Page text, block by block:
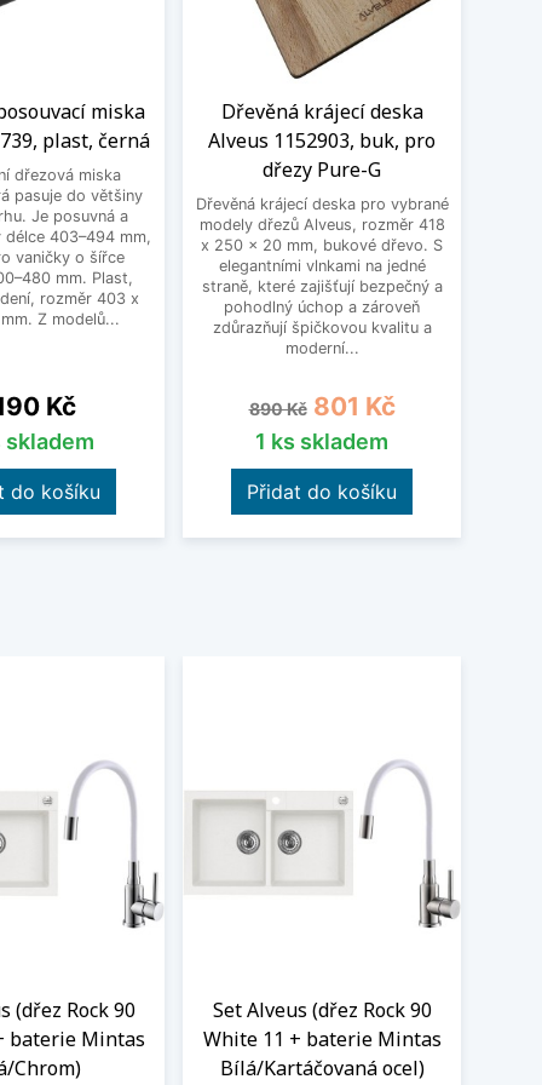
miska
plast, černá
dřezová miska
pasuje do většiny
Je posuvná a
403–494 mm,
vaničky o šířce
mm. Plast,
rozměr 403 x
Z modelů...
Kč
skladem
do košíku
Dřevěná krájecí deska
Alveus 1152903, buk, pro
dřezy Pure-G
Dřevěná krájecí deska pro vybrané
modely dřezů Alveus, rozměr 418
x 250 x 20 mm, bukové dřevo. S
elegantními vlnkami na jedné
straně, které zajišťují bezpečný a
pohodlný úchop a zároveň
zdůrazňují špičkovou kvalitu a
moderní...
Běžná cena
890 Kč Cena
801 Kč
1 ks skladem
Přidat do košíku
(dřez Rock 90
baterie Mintas
Chrom)
Set Alveus (dřez Rock 90
White 11 + baterie Mintas
Bílá/Kartáčovaná ocel)